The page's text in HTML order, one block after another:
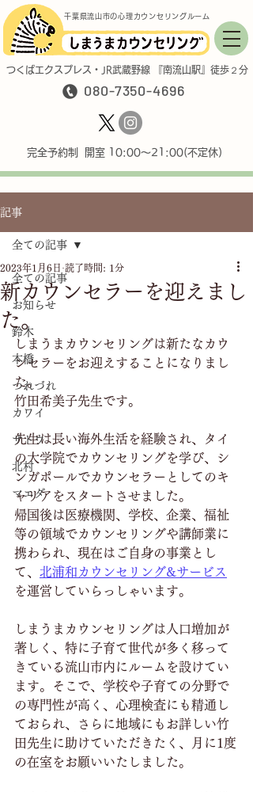
完全予約制 開室 10:00〜21:00(不定休)
080-7350-4696
千葉県流山市の心理カウンセリングルーム
つくばエクスプレス・JR武蔵野線 『南流山駅』徒歩２分
記事
全ての記事
お知らせ
鈴木
本橋
つれづれ
カワイ
サトウ
北村
マエダ
全ての記事
新カウンセラーを迎えまし
た。
2023年1月6日 読了時間: 1分
しまうまカウンセリングは新たなカウ
ンセラーをお迎えすることになりまし
た。
竹田希美子先生です。
先生は長い海外生活を経験され、タイ
の大学院でカウンセリングを学び、シ
ンガポールでカウンセラーとしてのキ
ャリアをスタートさせました。
帰国後は医療機関、学校、企業、福祉
等の領域でカウンセリングや講師業に
携わられ、現在はご自身の事業とし
て、 北浦和カウンセリング&サービス
を運営していらっしゃいます。
しまうまカウンセリングは人口増加が
著しく、特に子育て世代が多く移って
きている流山市内にルームを設けてい
ます。そこで、学校や子育ての分野で
の専門性が高く、心理検査にも精通し
ておられ、さらに地域にもお詳しい竹
田先生に助けていただきたく、月に1度
の在室をお願いいたしました。